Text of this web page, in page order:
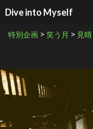
Dive into Myself
検索
特別企画 > 笑う月 > 見